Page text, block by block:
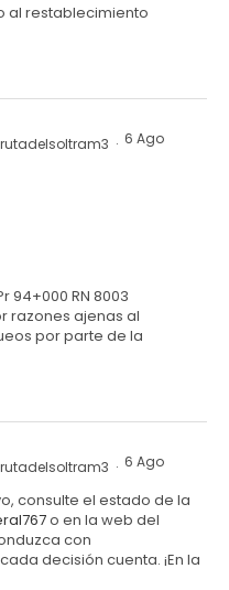
al restablecimiento
· 6 Ago
94+000 RN 8003
razones ajenas al
por parte de la
· 6 Ago
consulte el estado de la
o en la web del
con
decisión cuenta. ¡En la